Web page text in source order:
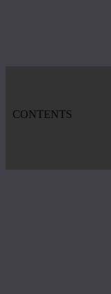
CONTENTS